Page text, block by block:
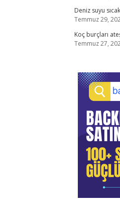
Deniz suyu
Temmuz 29,
Koç burçları
Temmuz 27,